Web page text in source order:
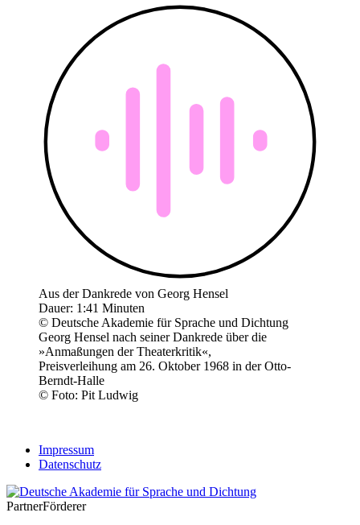
Aus der Dankrede von Georg Hensel
Dauer: 1:41 Minuten
© Deutsche Akademie für Sprache und Dichtung
Georg Hensel nach seiner Dankrede über die
»Anmaßungen der Theaterkritik«,
Preisverleihung am 26. Oktober 1968 in der Otto-
Berndt-Halle
© Foto: Pit Ludwig
Impressum
Datenschutz
PartnerFörderer